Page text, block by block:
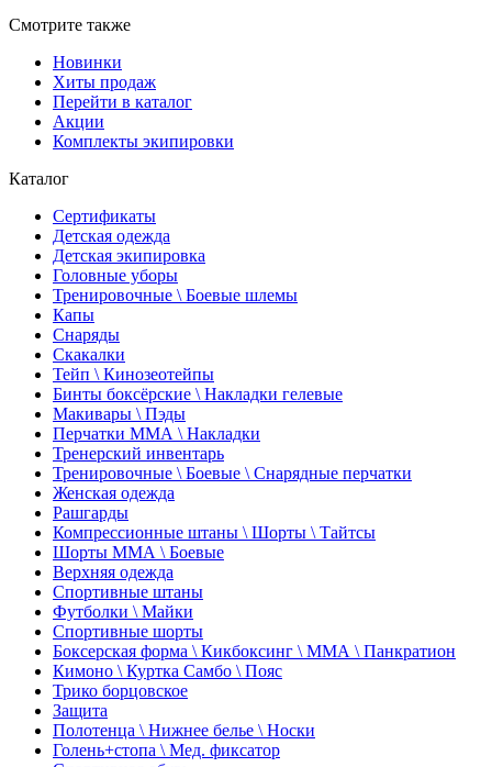
Смотрите также
Новинки
Хиты продаж
Перейти в каталог
Акции
Комплекты экипировки
Каталог
Сертификаты
Детская одежда
Детская экипировка
Головные уборы
Тренировочные \ Боевые шлемы
Капы
Снаряды
Скакалки
Тейп \ Кинозеотейпы
Бинты боксёрские \ Накладки гелевые
Макивары \ Пэды
Перчатки ММА \ Накладки
Тренерский инвентарь
Тренировочные \ Боевые \ Снарядные перчатки
Женская одежда
Рашгарды
Компрессионные штаны \ Шорты \ Тайтсы
Шорты ММА \ Боевые
Верхняя одежда
Спортивные штаны
Футболки \ Майки
Спортивные шорты
Боксерская форма \ Кикбоксинг \ ММА \ Панкратион
Кимоно \ Куртка Самбо \ Пояс
Трико борцовское
Защита
Полотенца \ Нижнее белье \ Носки
Голень+стопа \ Мед. фиксатор